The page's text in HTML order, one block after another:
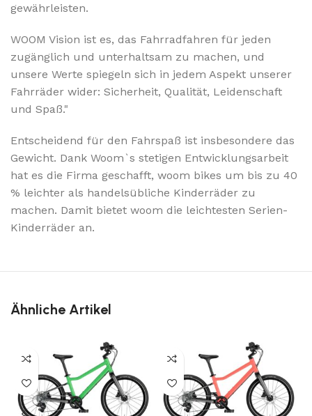
gewährleisten.
WOOM Vision ist es, das Fahrradfahren für jeden
zugänglich und unterhaltsam zu machen, und
unsere Werte spiegeln sich in jedem Aspekt unserer
Fahrräder wider: Sicherheit, Qualität, Leidenschaft
und Spaß."
Entscheidend für den Fahrspaß ist insbesondere das
Gewicht. Dank Woom`s stetigen Entwicklungsarbeit
hat es die Firma geschafft, woom bikes um bis zu 40
% leichter als handelsübliche Kinderräder zu
machen. Damit bietet woom die leichtesten Serien-
Kinderräder an.
Ähnliche Artikel